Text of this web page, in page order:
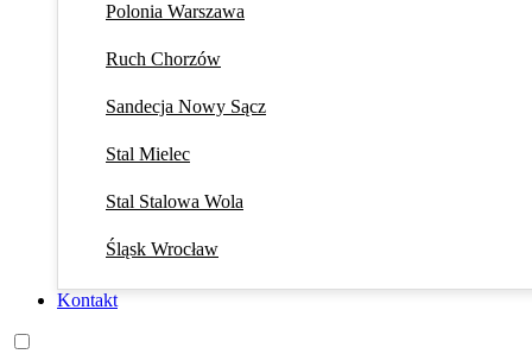
Polonia Warszawa
Ruch Chorzów
Sandecja Nowy Sącz
Stal Mielec
Stal Stalowa Wola
Śląsk Wrocław
Kontakt